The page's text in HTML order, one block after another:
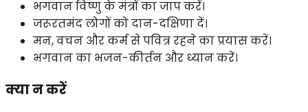
भगवान विष्णु के मंत्रों का जाप करें।
जरूरतमंद लोगों को दान-दक्षिणा दें।
मन, वचन और कर्म से पवित्र रहने का प्रयास करें।
भगवान का भजन-कीर्तन और ध्यान करें।
क्या न करें